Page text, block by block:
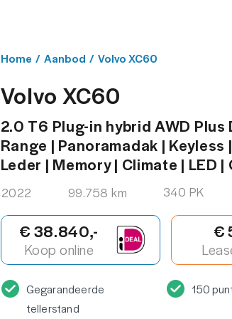
Home / Aanbod / Volvo XC60
Volvo XC60
2.0 T6 Plug-in hybrid AWD Plus
Range | Panoramadak | Keyless
Leder | Memory | Climate | LED |
2022 99.758 km 340 PK
€ 38.840,-
Koop online
€
Gegarandeerde
tellerstand
150